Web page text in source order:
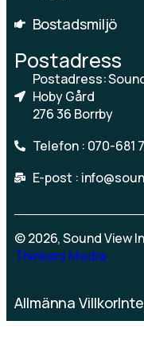
Bostadsmiljö
Postadress
Postadress:
Hoby Gård
276 36 Borrby
Telefon : 070-681
E-post :
© 2026, Sound View
Thinkers Media
Allmänna Villkor